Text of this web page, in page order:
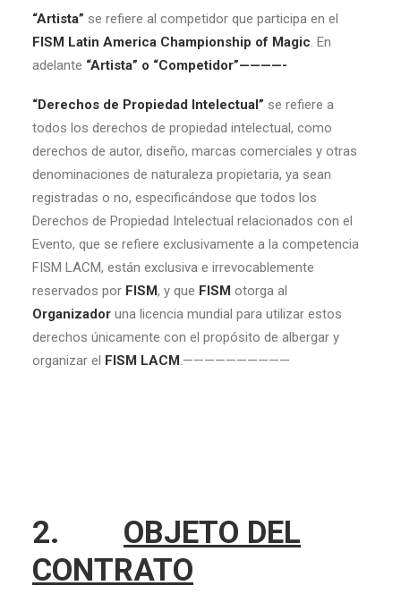
“Artista” se refiere al competidor que participa en el
FISM Latin America Championship of Magic. En
adelante “Artista” o “Competidor”————-
“Derechos de Propiedad Intelectual” se refiere a
todos los derechos de propiedad intelectual, como
derechos de autor, diseño, marcas comerciales y otras
denominaciones de naturaleza propietaria, ya sean
registradas o no, especificándose que todos los
Derechos de Propiedad Intelectual relacionados con el
Evento, que se refiere exclusivamente a la competencia
FISM LACM, están exclusiva e irrevocablemente
reservados por FISM, y que FISM otorga al
Organizador una licencia mundial para utilizar estos
derechos únicamente con el propósito de albergar y
organizar el FISM LACM.——————————
2. OBJETO DEL
CONTRATO